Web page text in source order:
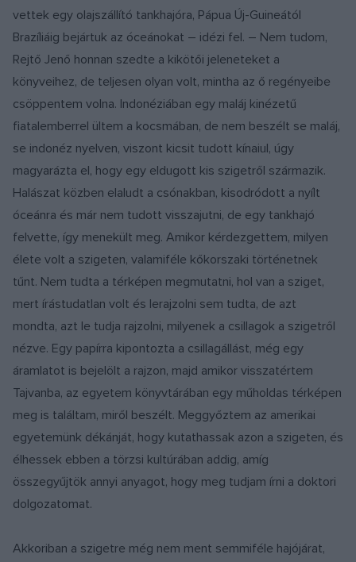
vettek egy olajszállító tankhajóra, Pápua Új-Guineától
Brazíliáig bejártuk az óceánokat – idézi fel. – Nem tudom,
Rejtő Jenő honnan szedte a kikötői jeleneteket a
könyveihez, de teljesen olyan volt, mintha az ő regényeibe
csöppentem volna. Indonéziában egy maláj kinézetű
fiatalemberrel ültem a kocsmában, de nem beszélt se maláj,
se indonéz nyelven, viszont kicsit tudott kínaiul, úgy
magyarázta el, hogy egy eldugott kis szigetről származik.
Halászat közben elaludt a csónakban, kisodródott a nyílt
óceánra és már nem tudott visszajutni, de egy tankhajó
felvette, így menekült meg. Amikor kérdezgettem, milyen
élete volt a szigeten, valamiféle kőkorszaki történetnek
tűnt. Nem tudta a térképen megmutatni, hol van a sziget,
mert írástudatlan volt és lerajzolni sem tudta, de azt
mondta, azt le tudja rajzolni, milyenek a csillagok a szigetről
nézve. Egy papírra kipontozta a csillagállást, még egy
áramlatot is bejelölt a rajzon, majd amikor visszatértem
Tajvanba, az egyetem könyvtárában egy műholdas térképen
meg is találtam, miről beszélt. Meggyőztem az amerikai
egyetemünk dékánját, hogy kutathassak azon a szigeten, és
élhessek ebben a törzsi kultúrában addig, amíg
összegyűjtök annyi anyagot, hogy meg tudjam írni a doktori
dolgozatomat.
Akkoriban a szigetre még nem ment semmiféle hajójárat,